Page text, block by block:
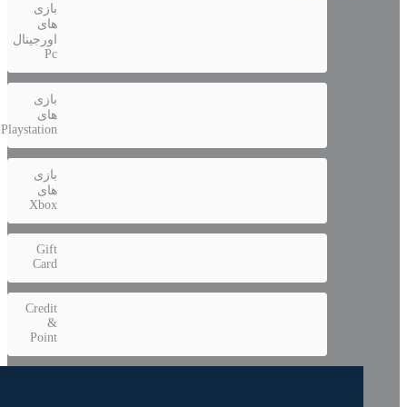
بازی
های
اورجینال
Pc
بازی
های
Playstation
بازی
های
Xbox
Gift
Card
Credit
&
Point